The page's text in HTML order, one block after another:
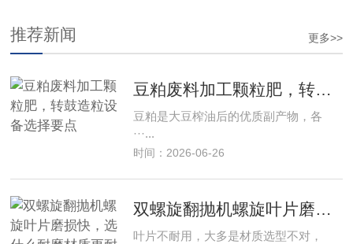
更多>>
推荐新闻
豆粕废料加工颗粒肥，转鼓造粒设备选择要点
豆粕是大豆榨油后的优质副产物，各
···...
时间：2026-06-26
双螺旋翻抛机螺旋叶片磨损快，选什么耐磨材质更耐用？
叶片不耐用，大多是材质选型不对，